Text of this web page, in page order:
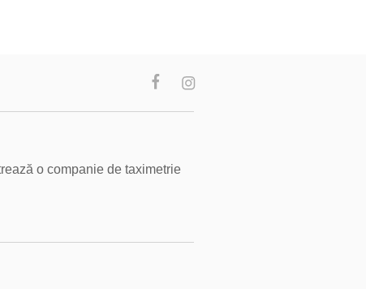
o companie de taximetrie